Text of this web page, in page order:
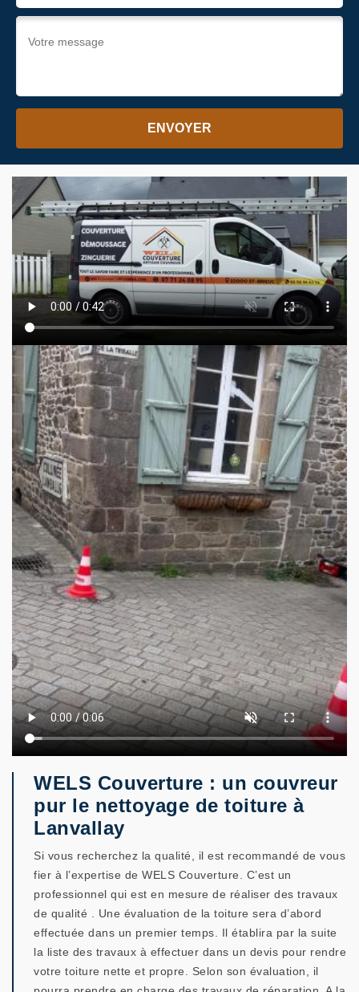
WELS Couverture : un couvreur
pur le nettoyage de toiture à
Lanvallay
Si vous recherchez la qualité, il est recommandé de vous
fier à l’expertise de WELS Couverture. C’est un
professionnel qui est en mesure de réaliser des travaux
de qualité . Une évaluation de la toiture sera d’abord
effectuée dans un premier temps. Il établira par la suite
la liste des travaux à effectuer dans un devis pour rendre
votre toiture nette et propre. Selon son évaluation, il